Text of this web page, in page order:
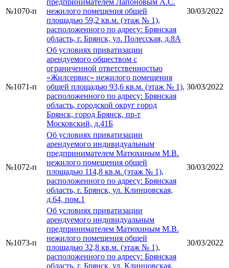
№1070-п
предпринимателем Лапоновым А.С.
нежилого помещения общей
площадью 59,2 кв.м. (этаж № 1),
расположенного по адресу: Брянская
область, г. Брянск, ул. Полесская, д.8А
30/03/2022
№1071-п
Об условиях приватизации
арендуемого обществом с
ограниченной ответственностью
«Жилсервис» нежилого помещения
общей площадью 93,6 кв.м. (этаж № 1),
расположенного по адресу: Брянская
область, городской округ город
Брянск, город Брянск, пр-т
Московский, д.41Б
30/03/2022
№1072-п
Об условиях приватизации
арендуемого индивидуальным
предпринимателем Матюхиным М.В.
нежилого помещения общей
площадью 114,8 кв.м. (этаж № 1),
расположенного по адресу: Брянская
область, г. Брянск, ул. Клинцовская,
д.64, пом.1
30/03/2022
№1073-п
Об условиях приватизации
арендуемого индивидуальным
предпринимателем Матюхиным М.В.
нежилого помещения общей
площадью 32,8 кв.м. (этаж № 1),
расположенного по адресу: Брянская
область, г. Брянск, ул. Клинцовская,
30/03/2022